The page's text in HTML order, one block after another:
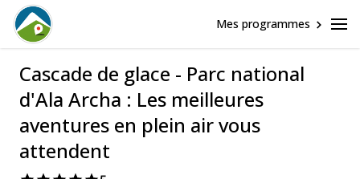
Mes programmes
Cascade de glace - Parc national
d'Ala Archa : Les meilleures
aventures en plein air vous
attendent